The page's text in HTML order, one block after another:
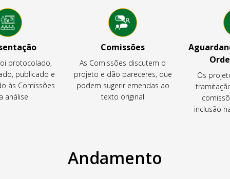
protocolado,
publicado e
às Comissões
análise
Comissões
As Comissões discutem o
projeto e dão pareceres, que
podem sugerir emendas ao
texto original
Os
inclusão
Andamento